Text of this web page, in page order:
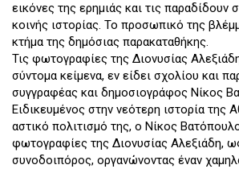
εικόνες της ερημιάς και τις παραδίδουν
κοινής ιστορίας. Το προσωπικό της
κτήμα της δημόσιας παρακαταθήκης.
Τις φωτογραφίες της Διονυσίας
σύντομα κείμενα, εν είδει σχολίου και
συγγραφέας και δημοσιογράφος Νίκος
Ειδικευμένος στην νεότερη ιστορία της
αστικό πολιτισμό της, ο Νίκος
φωτογραφίες της Διονυσίας Αλεξιάδη,
συνοδοιπόρος, οργανώνοντας έναν